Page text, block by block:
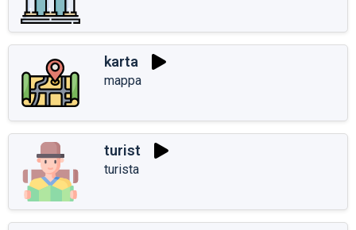
karta
mappa
turist
turista